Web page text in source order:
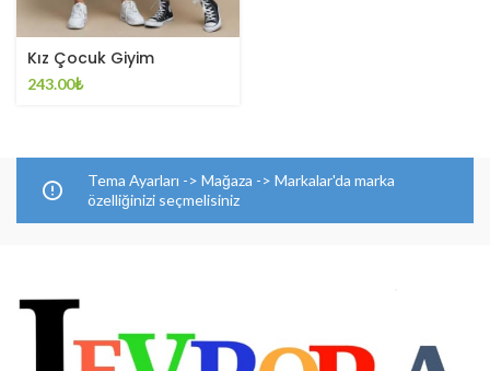
Kız Çocuk Giyim
243.00₺
Tema Ayarları -> Mağaza -> Markalar'da marka
özelliğinizi seçmelisiniz